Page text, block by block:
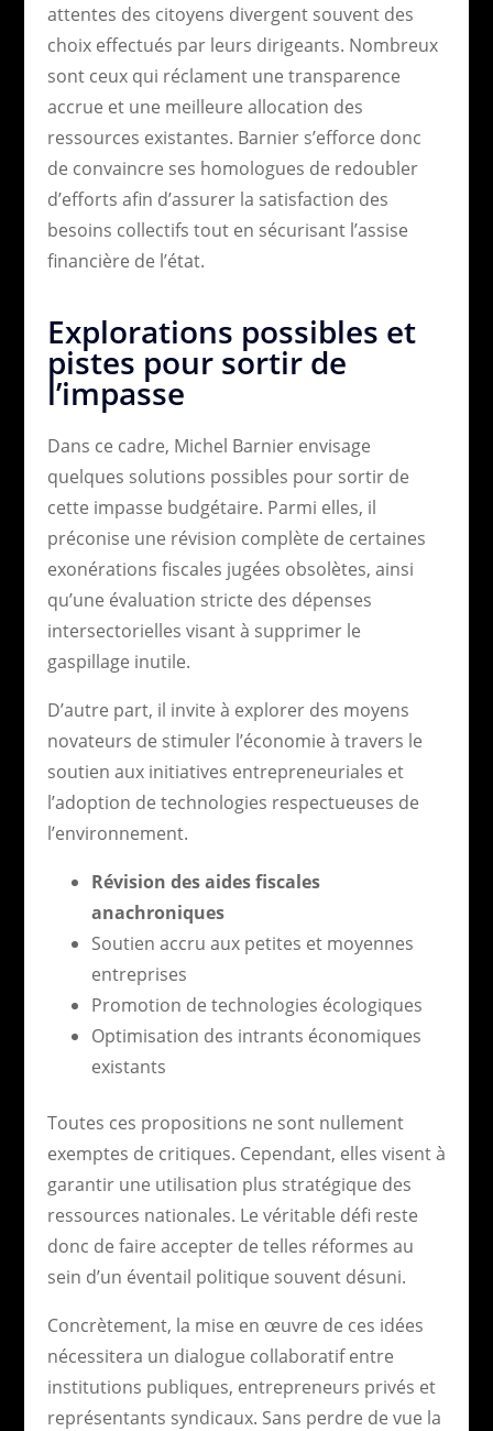
attentes des citoyens divergent souvent des
choix effectués par leurs dirigeants. Nombreux
sont ceux qui réclament une transparence
accrue et une meilleure allocation des
ressources existantes. Barnier s’efforce donc
de convaincre ses homologues de redoubler
d’efforts afin d’assurer la satisfaction des
besoins collectifs tout en sécurisant l’assise
financière de l’état.
Explorations possibles et
pistes pour sortir de
l’impasse
Dans ce cadre, Michel Barnier envisage
quelques solutions possibles pour sortir de
cette impasse budgétaire. Parmi elles, il
préconise une révision complète de certaines
exonérations fiscales jugées obsolètes, ainsi
qu’une évaluation stricte des dépenses
intersectorielles visant à supprimer le
gaspillage inutile.
D’autre part, il invite à explorer des moyens
novateurs de stimuler l’économie à travers le
soutien aux initiatives entrepreneuriales et
l’adoption de technologies respectueuses de
l’environnement.
Révision des aides fiscales
anachroniques
Soutien accru aux petites et moyennes
entreprises
Promotion de technologies écologiques
Optimisation des intrants économiques
existants
Toutes ces propositions ne sont nullement
exemptes de critiques. Cependant, elles visent à
garantir une utilisation plus stratégique des
ressources nationales. Le véritable défi reste
donc de faire accepter de telles réformes au
sein d’un éventail politique souvent désuni.
Concrètement, la mise en œuvre de ces idées
nécessitera un dialogue collaboratif entre
institutions publiques, entrepreneurs privés et
représentants syndicaux. Sans perdre de vue la